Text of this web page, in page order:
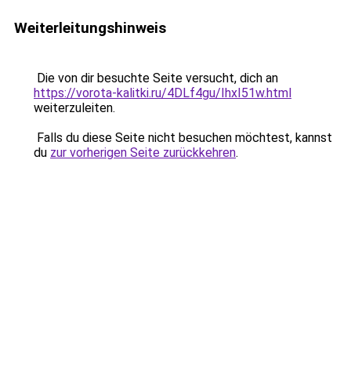
Weiterleitungshinweis
Die von dir besuchte Seite versucht, dich an
https://vorota-kalitki.ru/4DLf4gu/IhxI51w.html
weiterzuleiten.
Falls du diese Seite nicht besuchen möchtest, kannst
du zur vorherigen Seite zurückkehren.